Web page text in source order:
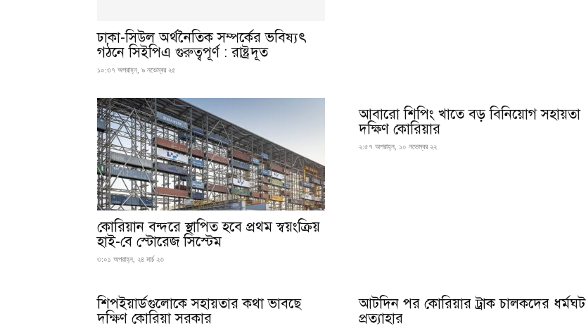
ঢাকা-সিউল অর্থনৈতিক সম্পর্কের ভবিষ্যৎ
গঠনে সিইপিএ গুরুত্বপূর্ণ : রাষ্ট্রদূত
১০:৩৭ অপরাহ্ন, ৯ নভেম্বর ২৫
কোরিয়ান বন্দরে স্থাপিত হবে প্রথম স্বয়ংক্রিয়
হাই-বে স্টোরেজ সিস্টেম
৩:০১ অপরাহ্ন, ২৪ মার্চ ২৩
আবারো শিপিং খাতে বড় বিনিয়োগ সহায়তা
দক্ষিণ কোরিয়ার
২:৫৭ অপরাহ্ন, ১০ নভেম্বর ২২
শিপইয়ার্ডগুলোকে সহায়তার কথা ভাবছে
দক্ষিণ কোরিয়া সরকার
আটদিন পর কোরিয়ার ট্রাক চালকদের ধর্মঘট
প্রত্যাহার